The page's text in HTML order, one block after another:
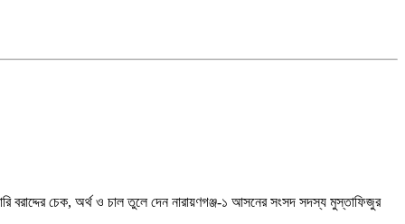
বরাদ্দের চেক, অর্থ ও চাল তুলে দেন নারায়ণগঞ্জ-১ আসনের সংসদ সদস্য মুস্তাফিজুর